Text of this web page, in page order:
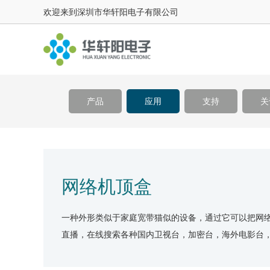
欢迎来到深圳市华轩阳电子有限公司
产品 应用 支持
网络机顶盒
一种外形类似于家庭宽带猫似的设备，通过它可以把
直播，在线搜索各种国内卫视台，加密台，海外电影